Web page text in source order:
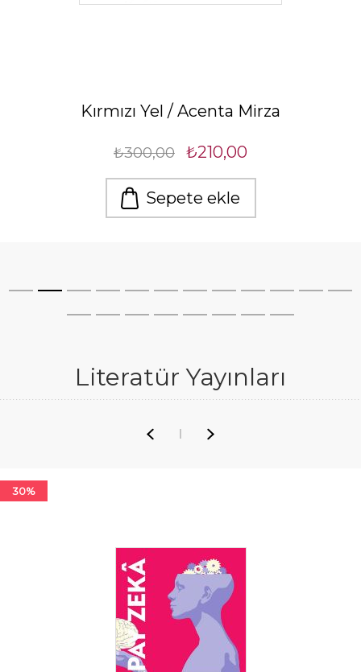
Kırmızı Yel / Acenta Mirza
₺300,00 ₺210,00
Sepete ekle
Literatür Yayınları
30%